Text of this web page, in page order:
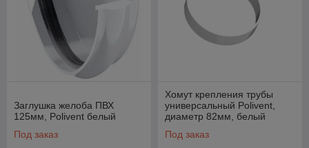
Заглушка желоба ПВХ
125мм, Polivent белый
Под заказ
Хомут крепления трубы
универсальный Polivent,
диаметр 82мм, белый
Под заказ